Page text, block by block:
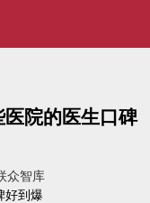
院的医生口碑
众智库
好到爆